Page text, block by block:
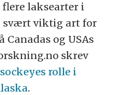
flere laksearter i
svært viktig art for
Canadas og USAs
skrev
sockeyes rolle i
.